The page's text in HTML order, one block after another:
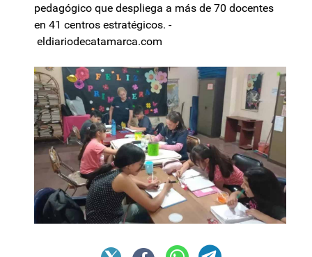
pedagógico que despliega a más de 70 docentes
en 41 centros estratégicos. -
eldiariodecatamarca.com